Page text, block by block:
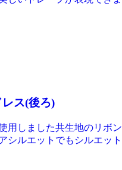
ス(後ろ)
用しました共生地のリボン
シルエットでもシルエット